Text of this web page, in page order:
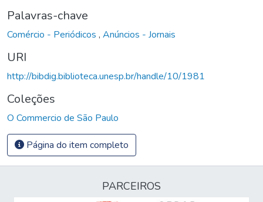
Palavras-chave
Comércio - Periódicos , Anúncios - Jornais
URI
http://bibdig.biblioteca.unesp.br/handle/10/1981
Coleções
O Commercio de São Paulo
Página do item completo
PARCEIROS